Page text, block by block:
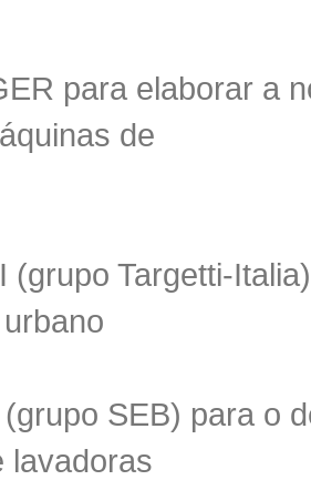
para elaborar a
de
(grupo Targetti-
SEB) para o
lavadoras